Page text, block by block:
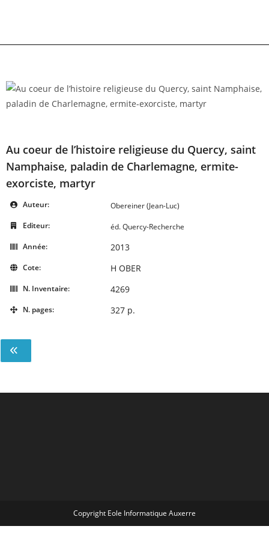
Au coeur de l’histoire religieuse du Quercy, saint
Namphaise, paladin de Charlemagne, ermite-
exorciste, martyr
Auteur:
Obereiner (Jean-Luc)
Editeur:
éd. Quercy-Recherche
Année:
2013
Cote: H OBER
N. Inventaire: 4269
N. pages: 327 p.
Copyright Eole Informatique Auxerre